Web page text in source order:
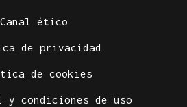
Canal ético
de privacidad
de cookies
y condiciones de uso